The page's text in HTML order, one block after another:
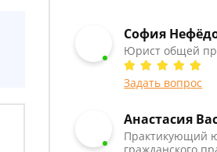
София
Юрист общей
Задать вопрос
Анастасия
Практикующий